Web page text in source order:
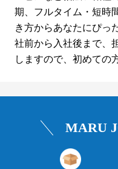
期、フルタイム・短時
き方からあなたにぴっ
社前から入社後まで、
しますので、初めての
MARU